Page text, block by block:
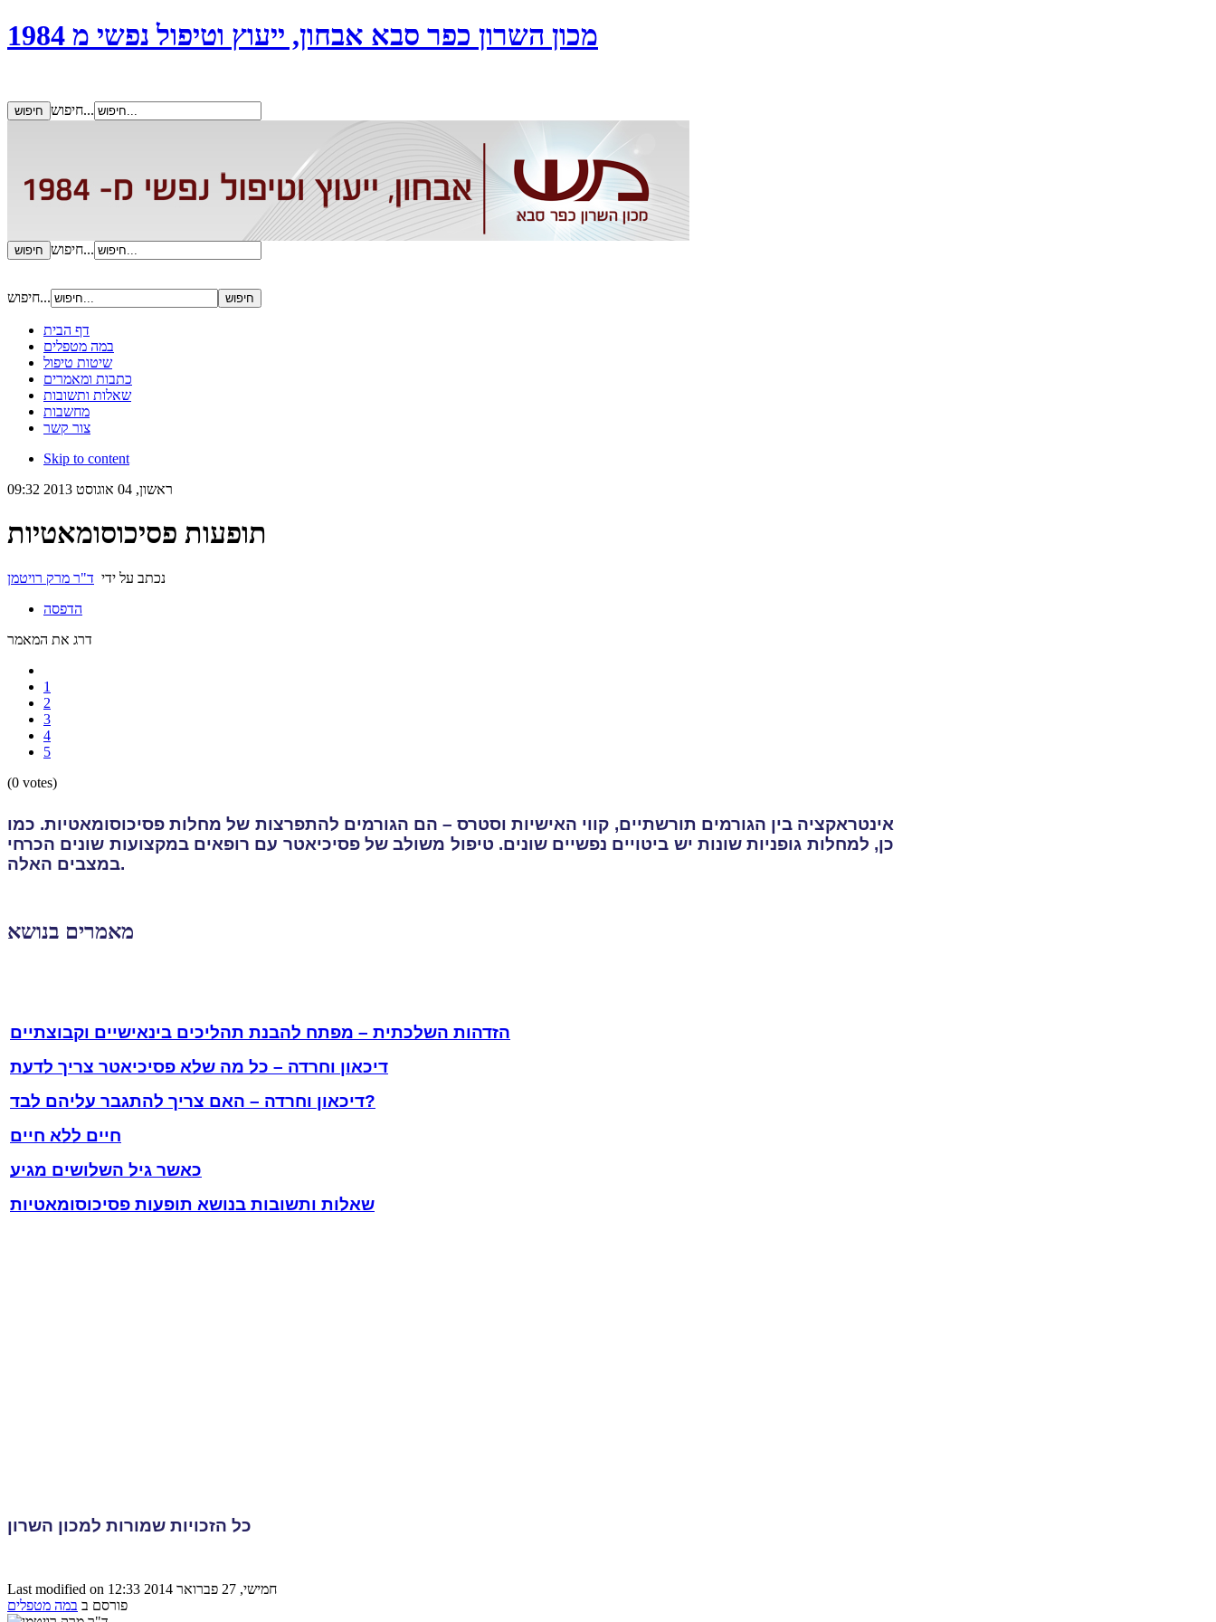
מכון השרון כפר סבא אבחון, ייעוץ וטיפול נפשי מ 1984
חיפוש...
חיפוש...
חיפוש...
דף הבית
במה מטפלים
שיטות טיפול
כתבות ומאמרים
שאלות ותשובות
מחשבות
צור קשר
Skip to content
ראשון, 04 אוגוסט 2013 09:32
תופעות פסיכוסומאטיות
נכתב על ידי ד"ר מרק רויטמן
הדפסה
דרג את המאמר
1
2
3
4
5
(0 votes)
אינטראקציה בין הגורמים תורשתיים, קווי האישיות וסטרס – הם הגורמים להתפרצות של מחלות פסיכוסומאטיות. כמו
כן, למחלות גופניות שונות יש ביטויים נפשיים שונים. טיפול משולב של פסיכיאטר עם רופאים במקצועות שונים הכרחי
במצבים האלה.
מאמרים בנושא
הזדהות השלכתית – מפתח להבנת תהליכים בינאישיים וקבוצתיים
דיכאון וחרדה – כל מה שלא פסיכיאטר צריך לדעת
דיכאון וחרדה – האם צריך להתגבר עליהם לבד?
חיים ללא חיים
כאשר גיל השלושים מגיע
שאלות ותשובות בנושא תופעות פסיכוסומאטיות
כל הזכויות שמורות למכון השרון
Last modified on חמישי, 27 פברואר 2014 12:33
פורסם ב במה מטפלים